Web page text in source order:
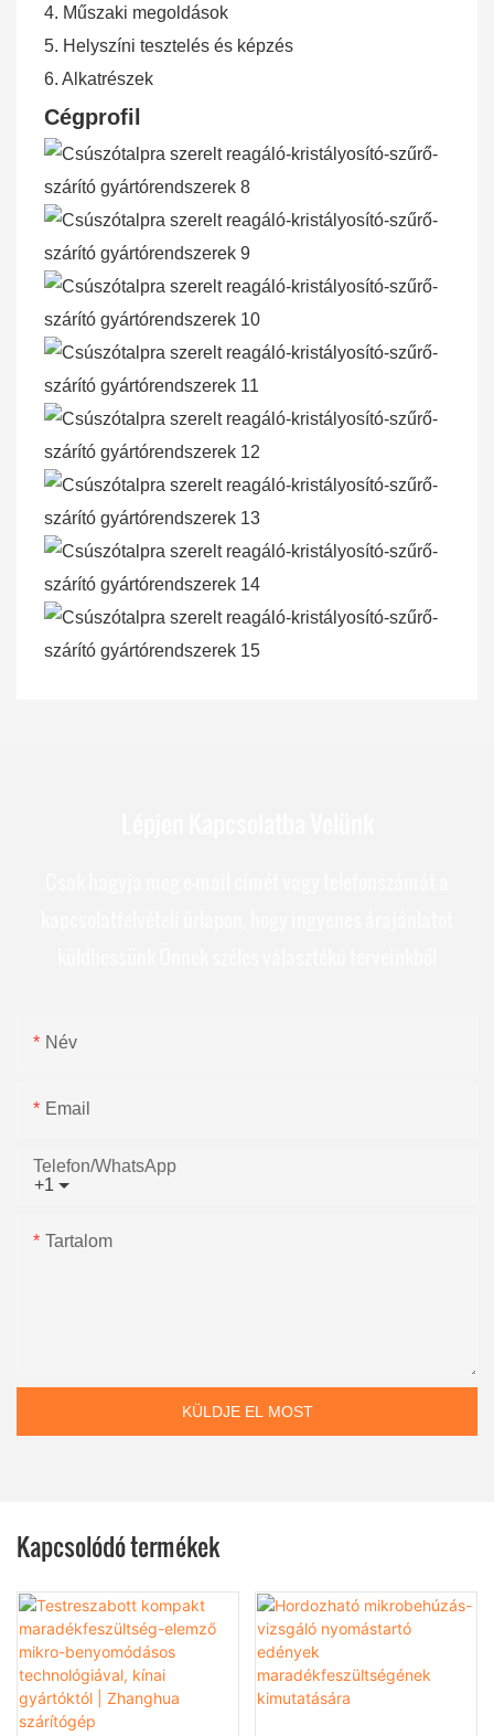
4. Műszaki megoldások
5. Helyszíni tesztelés és képzés
6. Alkatrészek
Cégprofil
Név
Email
+1
Telefon/WhatsApp
Tartalom
KÜLDJE EL MOST
Kapcsolódó termékek